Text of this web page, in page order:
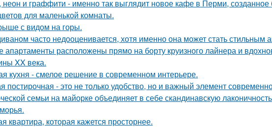
и граффити - именно так выглядит новое кафе в Перми,
для маленькой комнаты.
с видом на горы.
часто недооценивается, хотя именно она может стать стильным
апартаменты расположены прямо на борту круизного лайнера и
XX века.
кухня - смелое решение в современном интерьере.
постирочная - это не только удобство, но и важный элемент
семьи на майорке объединяет в себе скандинавскую
квартира, которая кажется просторнее.